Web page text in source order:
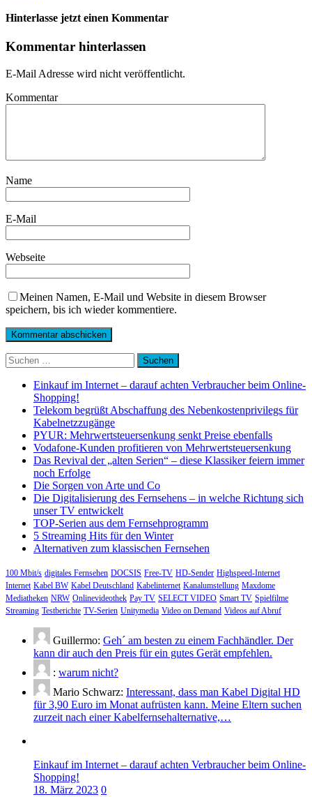
Hinterlasse jetzt einen Kommentar
Kommentar hinterlassen
E-Mail Adresse wird nicht veröffentlicht.
Kommentar
Name
E-Mail
Webseite
Meinen Namen, E-Mail und Website in diesem Browser
speichern, bis ich wieder kommentiere.
Suchen
nach:
Einkauf im Internet – darauf achten Verbraucher beim Online-
Shopping!
Telekom begrüßt Abschaffung des Nebenkostenprivilegs für
Kabelnetzzugänge
PYUR: Mehrwertsteuersenkung senkt Preise ebenfalls
Vodafone-Kunden profitieren von Mehrwertsteuersenkung
Das Revival der „alten Serien“ – diese Klassiker feiern immer
noch Erfolge
Die Sorgen von Arte und Co
Die Digitalisierung des Fernsehens – in welche Richtung sich
unser TV entwickelt
TOP-Serien aus dem Fernsehprogramm
5 Streaming Hits für den Winter
Alternativen zum klassischen Fernsehen
100 Mbit/s digitales Fernsehen DOCSIS Free-TV HD-Sender Highspeed-Internet
Internet Kabel BW Kabel Deutschland Kabelinternet Kanalumstellung Maxdome
Mediatheken NRW Onlinevideothek Pay TV SELECT VIDEO Smart TV Spielfilme
Streaming Testberichte TV-Serien Unitymedia Video on Demand Videos auf Abruf
Guillermo: Geh´ am besten zu einem Fachhändler. Der
kann dir auch den Preis für ein gutes Gerät empfehlen.
: warum nicht?
Mario Schwarz: Interessant, dass man Kabel Digital HD
für 3,90 Euro im Monat aufrüsten kann. Meine Eltern suchen
zurzeit nach einer Kabelfernsehalternative,…
Einkauf im Internet – darauf achten Verbraucher beim Online-
Shopping!
18. März 2023 0